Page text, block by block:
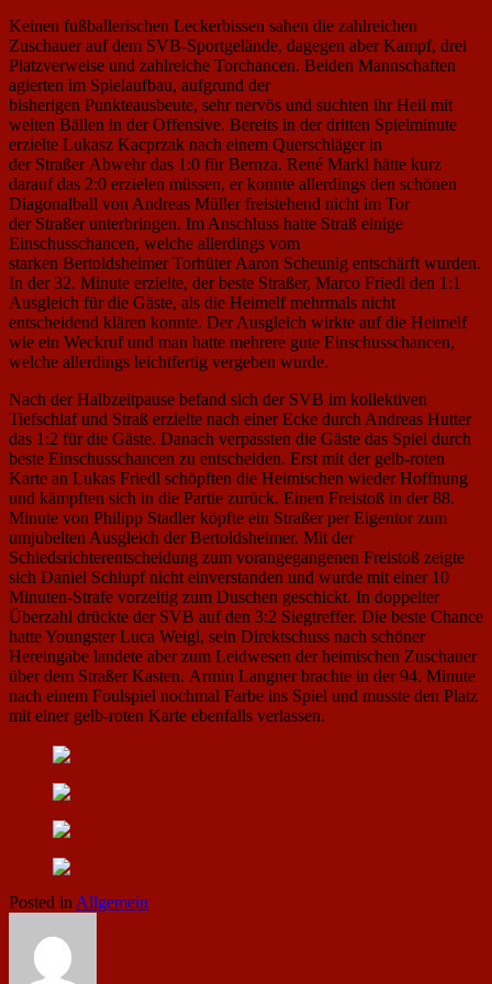
Keinen fußballerischen Leckerbissen sahen die zahlreichen
Zuschauer auf dem SVB-Sportgelände, dagegen aber Kampf, drei
Platzverweise und zahlreiche Torchancen. Beiden Mannschaften
agierten im Spielaufbau, aufgrund der
bisherigen Punkteausbeute, sehr nervös und suchten ihr Heil mit
weiten Bällen in der Offensive. Bereits in der dritten Spielminute
erzielte Lukasz Kacprzak nach einem Querschläger in
der Straßer Abwehr das 1:0 für Bernza. René Markl hätte kurz
darauf das 2:0 erzielen müssen, er konnte allerdings den schönen
Diagonalball von Andreas Müller freistehend nicht im Tor
der Straßer unterbringen. Im Anschluss hatte Straß einige
Einschusschancen, welche allerdings vom
starken Bertoldsheimer Torhüter Aaron Scheunig entschärft wurden.
In der 32. Minute erzielte, der beste Straßer, Marco Friedl den 1:1
Ausgleich für die Gäste, als die Heimelf mehrmals nicht
entscheidend klären konnte. Der Ausgleich wirkte auf die Heimelf
wie ein Weckruf und man hatte mehrere gute Einschusschancen,
welche allerdings leichtfertig vergeben wurde.
Nach der Halbzeitpause befand sich der SVB im kollektiven
Tiefschlaf und Straß erzielte nach einer Ecke durch Andreas Hutter
das 1:2 für die Gäste. Danach verpassten die Gäste das Spiel durch
beste Einschusschancen zu entscheiden. Erst mit der gelb-roten
Karte an Lukas Friedl schöpften die Heimischen wieder Hoffnung
und kämpften sich in die Partie zurück. Einen Freistoß in der 88.
Minute von Philipp Stadler köpfte ein Straßer per Eigentor zum
umjubelten Ausgleich der Bertoldsheimer. Mit der
Schiedsrichterentscheidung zum vorangegangenen Freistoß zeigte
sich Daniel Schlupf nicht einverstanden und wurde mit einer 10
Minuten-Strafe vorzeitig zum Duschen geschickt. In doppelter
Überzahl drückte der SVB auf den 3:2 Siegtreffer. Die beste Chance
hatte Youngster Luca Weigl, sein Direktschuss nach schöner
Hereingabe landete aber zum Leidwesen der heimischen Zuschauer
über dem Straßer Kasten. Armin Langner brachte in der 94. Minute
nach einem Foulspiel nochmal Farbe ins Spiel und musste den Platz
mit einer gelb-roten Karte ebenfalls verlassen.
Posted inAllgemein